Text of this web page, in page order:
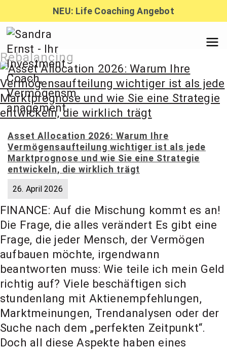
Inhalt
springen
NEU: Life Coaching Angebot
Sandra
Ernst –
Finanzber
atung,
Investmen
t Coach,
Anlageber
atung
Rebalancing
Asset Allocation 2026: Warum Ihre
Vermögensaufteilung wichtiger ist als jede
Marktprognose und wie Sie eine Strategie
entwickeln, die wirklich trägt
26. April 2026
FINANCE: Auf die Mischung kommt es an!
Die Frage, die alles verändert Es gibt eine
Frage, die jeder Mensch, der Vermögen
aufbauen möchte, irgendwann
beantworten muss: Wie teile ich mein Geld
richtig auf? Viele beschäftigen sich
stundenlang mit Aktienempfehlungen,
Marktmeinungen, Trendanalysen oder der
Suche nach dem „perfekten Zeitpunkt“.
Doch all diese Aspekte haben eines